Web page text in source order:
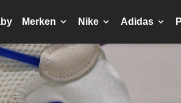
Merken Nike Adidas